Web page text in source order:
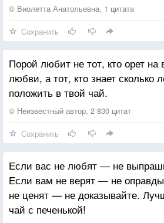
И не сводя друг с другом счёты
Подобно вложенным банкнотам:
Жизнь - долгосрочный депозит.
Они в любви давно банкроты -
Не ощущают дефицит.
Те, кто женат на голом теле
Покуда нет проблем в постели,
Не испытают дефицит.
Но стоит телу “разрыхлиться”
И потерять “товарный вид” -
Захочется пережениться.
Наступит “телодефицит”.
"Ждут меня, опаздывать нельзя".
"Хорошо, когда вас где-то ждут,
И встречают с радостью на
А моя любовь нашла приют
Там, куда могу не торопиться."
Девушка взглянула на букет,
Он продолжил : "Вот уже семь лет
Ей ношу ромашки в день
Их она особенно любила,
В волосы вплетала и в венок.
Даже в день знакомства, помню,
© Виолетта Анатольевна, 1 цитата
Сохранить
Порой любит не тот, кто орет на
любви, а тот, кто знает сколько
положить в твой чай.
© Неизвестный автор, 2 830 цитат
Сохранить
Если вас не любят — не
Если вам не верят — не
не ценят — не доказывайте.
чай с печенькой!